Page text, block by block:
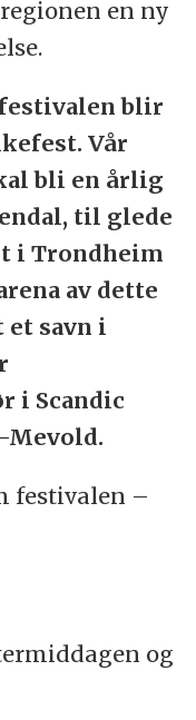
en ny
blir
Vår
bli en årlig
til glede
i Trondheim
av dette
savn i
i Scandic
Mevold.
festivalen –
og